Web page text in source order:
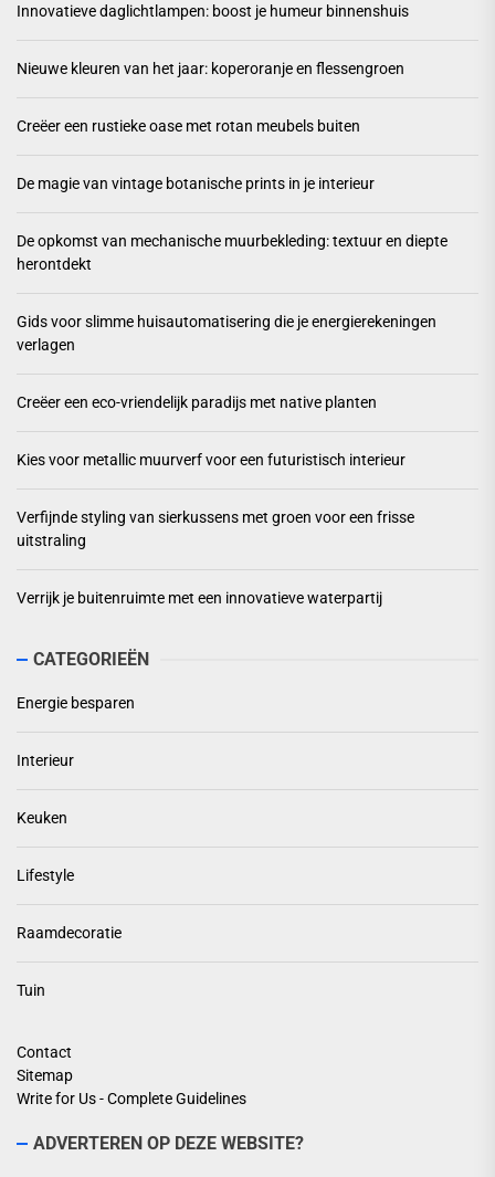
Innovatieve daglichtlampen: boost je humeur binnenshuis
Nieuwe kleuren van het jaar: koperoranje en flessengroen
Creëer een rustieke oase met rotan meubels buiten
De magie van vintage botanische prints in je interieur
De opkomst van mechanische muurbekleding: textuur en diepte
herontdekt
Gids voor slimme huisautomatisering die je energierekeningen
verlagen
Creëer een eco-vriendelijk paradijs met native planten
Kies voor metallic muurverf voor een futuristisch interieur
Verfijnde styling van sierkussens met groen voor een frisse
uitstraling
Verrijk je buitenruimte met een innovatieve waterpartij
CATEGORIEËN
Energie besparen
Interieur
Keuken
Lifestyle
Raamdecoratie
Tuin
Contact
Sitemap
Write for Us - Complete Guidelines
ADVERTEREN OP DEZE WEBSITE?